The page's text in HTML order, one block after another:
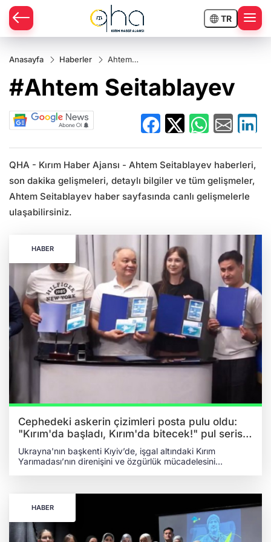
TR
Anasayfa Haberler
Ahtem
#Ahtem Seitablayev
QHA - Kırım Haber Ajansı - Ahtem Seitablayev haberleri,
son dakika gelişmeleri, detaylı bilgiler ve tüm gelişmeler,
Ahtem Seitablayev haber sayfasında canlı gelişmelerle
ulaşabilirsiniz.
HABER
Cephedeki askerin çizimleri posta pulu oldu:
"Kırım'da başladı, Kırım'da bitecek!" pul serisi
Kıyiv'de tanıtıldı
Ukrayna'nın başkenti Kıyiv’de, işgal altındaki Kırım
Yarımadası’nın direnişini ve özgürlük mücadelesini
Tatar Kaynak Merkezi ile #LiberateCrimea hareketi
AKTİVİSTLERİN FİKİRLERİ CEPHEDEKİ SANATÇIYLA
HAYAT BULDU Pulların sanatsal tasarımını, aynı zamanda
Ukrayna Silahlı Kuvvetlerinde asker olarak görev yapan
HABER